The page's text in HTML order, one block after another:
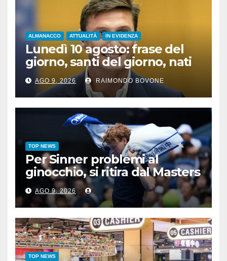
ALMANACCO ATTUALITÀ IN EVIDENZA
Lunedì 10 agosto: frase del
giorno, santi del giorno, nati
famosi, accadde oggi
AGO 9, 2026 RAIMONDO BOVONE
TOP NEWS
Per Sinner problemi al
ginocchio, si ritira dal Masters
1000 di Cincinnati
AGO 9, 2026
TOP NEWS